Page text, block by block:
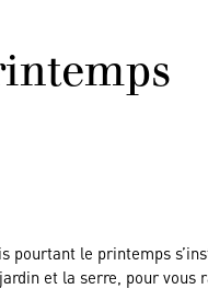
pourtant le printemps
et la serre, pour